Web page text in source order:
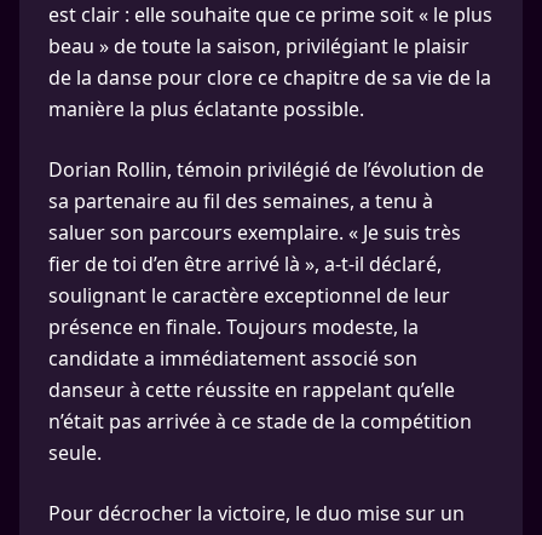
est clair : elle souhaite que ce prime soit « le plus
beau » de toute la saison, privilégiant le plaisir
de la danse pour clore ce chapitre de sa vie de la
manière la plus éclatante possible.
Dorian Rollin, témoin privilégié de l’évolution de
sa partenaire au fil des semaines, a tenu à
saluer son parcours exemplaire. « Je suis très
fier de toi d’en être arrivé là », a-t-il déclaré,
soulignant le caractère exceptionnel de leur
présence en finale. Toujours modeste, la
candidate a immédiatement associé son
danseur à cette réussite en rappelant qu’elle
n’était pas arrivée à ce stade de la compétition
seule.
Pour décrocher la victoire, le duo mise sur un